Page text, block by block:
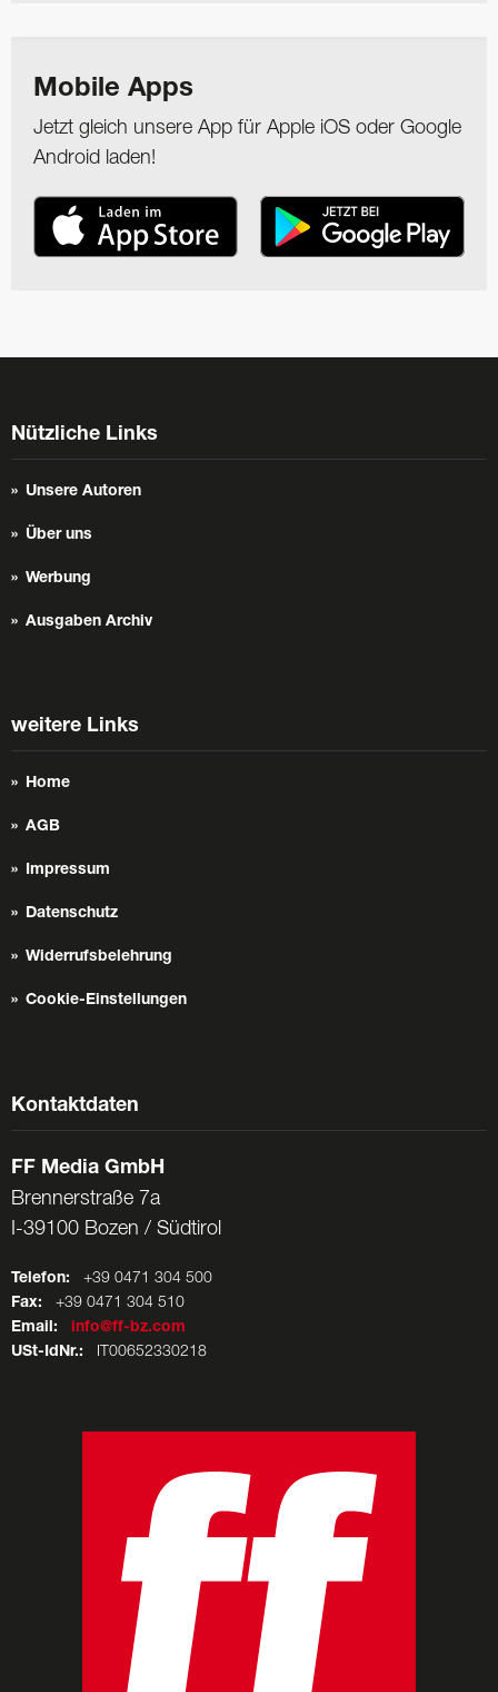
Mobile Apps
Jetzt gleich unsere App für Apple iOS oder Google
Android laden!
Nützliche Links
Unsere Autoren
Über uns
Werbung
Ausgaben Archiv
weitere Links
Home
AGB
Impressum
Datenschutz
Widerrufsbelehrung
Cookie-Einstellungen
Kontaktdaten
FF Media GmbH
Brennerstraße 7a
I-39100 Bozen / Südtirol
Telefon: +39 0471 304 500
Fax: +39 0471 304 510
Email:
info@ff-bz.com
USt-IdNr.: IT00652330218